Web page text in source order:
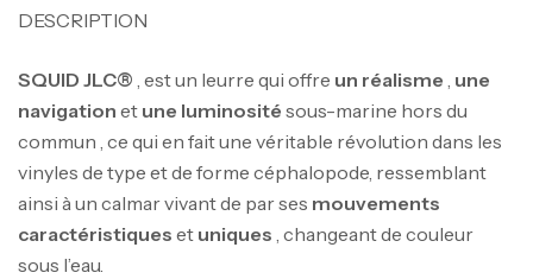
DESCRIPTION
SQUID JLC® , est un leurre qui offre un réalisme , une
navigation et une luminosité sous-marine hors du
commun , ce qui en fait une véritable révolution dans les
vinyles de type et de forme céphalopode, ressemblant
ainsi à un calmar vivant de par ses mouvements
caractéristiques et uniques , changeant de couleur
sous l’eau.
Canne Jigging Sunset Massive Attack
1.83m 120/250gr 30kg
Cannes ,Jigging
د.ت340,000